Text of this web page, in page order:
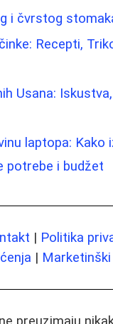
i čvrstog
Recepti,
Usana:
laptopa: Kako
potrebe i budžet
| Politika
|